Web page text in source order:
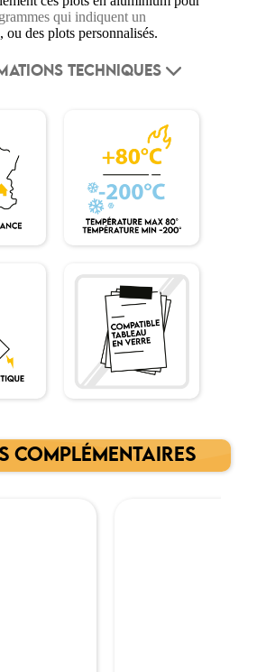
qui indiquent un
, ou des plots personnalisés.
TECHNIQUES
COMPLÉMENTAIRES